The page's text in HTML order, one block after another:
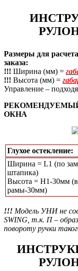
Размеры для
заказа:
!!! Ширина (мм) =
!!! Высота (мм) =
Управление –
ОКНА
Глухое остекление:
Ширина = L1 (по
штапика)
Высота = Н1-30мм
рамы-30мм)
!!! Модель УНИ не
SWING, т.к. П –
повороту ручки